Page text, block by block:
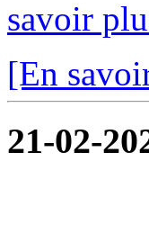
savoir
[En
21-02-